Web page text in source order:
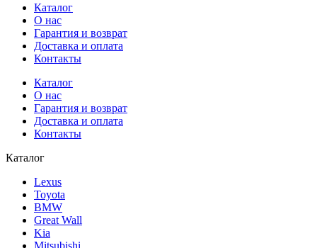
Каталог
О нас
Гарантия и возврат
Доставка и оплата
Контакты
Каталог
О нас
Гарантия и возврат
Доставка и оплата
Контакты
Каталог
Lexus
Toyota
BMW
Great Wall
Kia
Mitsubishi